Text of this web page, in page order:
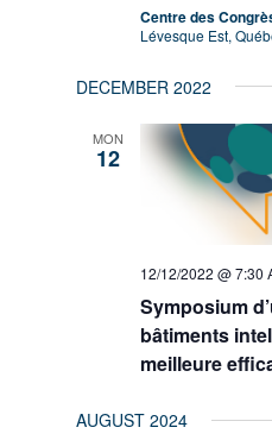
Centre des
Lévesque Est,
DECEMBER 2022
MON
12
12/12/2022 @ 7:30
Symposium
bâtiments
meilleure
AUGUST 2024